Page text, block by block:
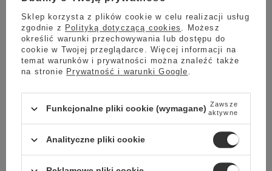
Wysyłkajeszcze dzisiaj
Towar dostępny w magazynie
Darmowa dostawa
Sprawdź cennik
Ekspres do kawy Miele CM 5310 Silence Obisidian Black
5.00 1 opinie
3 599,00 zł 2 400,00 zł
Sklep korzysta z plików cookie w celu realizacji usług
zgodnie z Polityką dotyczącą cookies . Możesz
określić warunki przechowywania lub dostępu do
cookie w Twojej przeglądarce. Więcej informacji na
temat warunków i prywatności można znaleźć także
na stronie Prywatność i warunki Google .
Funkcjonalne pliki cookie (wymagane) Zawsze
aktywne
Analityczne pliki cookie